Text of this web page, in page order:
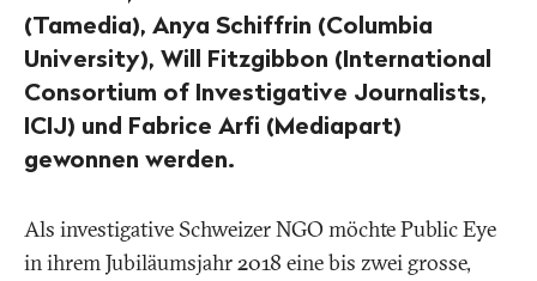
(Tamedia), Anya Schiffrin (Columbia
University), Will Fitzgibbon (International
Consortium of Investigative Journalists,
ICIJ) und Fabrice Arfi (Mediapart)
gewonnen werden.
Als investigative Schweizer NGO möchte Public Eye
in ihrem Jubiläumsjahr 2018 eine bis zwei grosse,